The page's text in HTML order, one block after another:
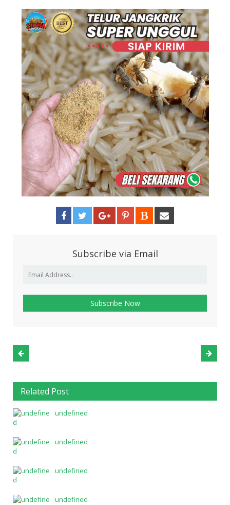
Subscribe via Email
Related Post
undefined
undefined
undefined
undefined